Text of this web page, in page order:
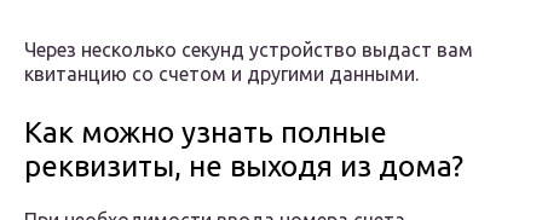
Через несколько секунд устройство выдаст вам
квитанцию со счетом и другими данными.
Как можно узнать полные
реквизиты, не выходя из дома?